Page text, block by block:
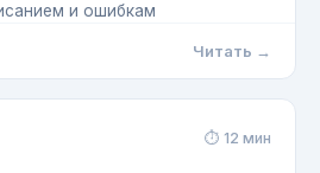
и ошибкам
Читать →
⏱ 12 мин